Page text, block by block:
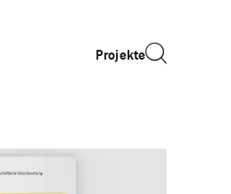
Projekte